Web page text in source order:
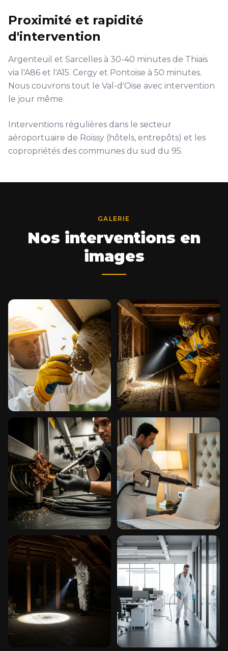
Proximité et rapidité
d'intervention
Argenteuil et Sarcelles à 30-40 minutes de Thiais
via l'A86 et l'A15. Cergy et Pontoise à 50 minutes.
Nous couvrons tout le Val-d'Oise avec intervention
le jour même.
Interventions régulières dans le secteur
aéroportuaire de Roissy (hôtels, entrepôts) et les
copropriétés des communes du sud du 95.
GALERIE
Nos interventions en
images